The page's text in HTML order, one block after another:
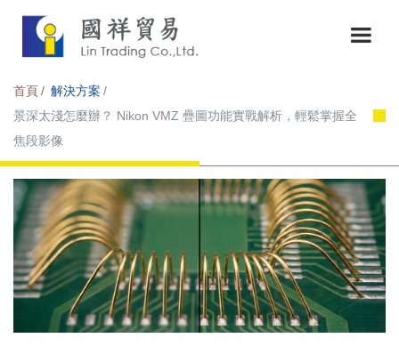
首頁
解決方案
景深太淺怎麼辦？ Nikon VMZ 疊圖功能實戰解析，輕鬆掌握全
焦段影像